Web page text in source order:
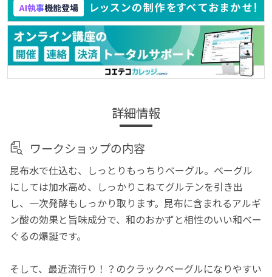
詳細情報
ワークショップの内容
昆布水で仕込む、しっとりもっちりベーグル。ベーグル
にしては加水高め、しっかりこねてグルテンを引き出
し、一次発酵もしっかり取ります。昆布に含まれるアルギ
ン酸の効果と旨味成分で、和のおかずと相性のいい和べー
ぐるの爆誕です。
そして、最近流行り！？のクラックベーグルになりやすい